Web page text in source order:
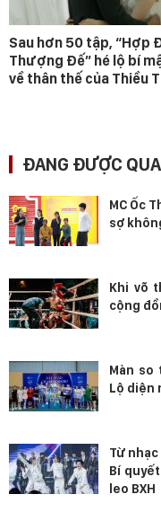
Sau hơn 50 tập, “Hợp
Thượng Đế” hé lộ bí
về thân thế của Thiều
ĐANG ĐƯỢC
MC Ốc
sợ
Khi võ
cộng
Màn so
Lộ diện
Từ
Bí
leo BXH